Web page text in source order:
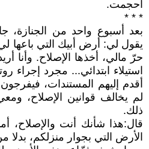
أحجمت.
* * *
بعد أسبوع واحد من الجنازة،
يقول لي: أرض أبيك التي باعها
حرّ مالي، أخذها الإصلاح. وأنا
استيلاء ابتدائي... مجرد إجراء
أقدم إليهم المستندات،
لم يخالف قوانين الإصلاح،
ذلك.
قال:هذا شأنك أنت والإصلاح،
الأرض التي بجوار منزلكم، بدلا